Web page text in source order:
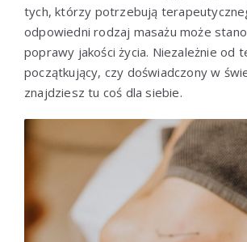
tych, którzy potrzebują
odpowiedni rodzaj masażu może
poprawy jakości życia. Niezależnie od
początkujący, czy doświadczony w
znajdziesz tu coś dla siebie.